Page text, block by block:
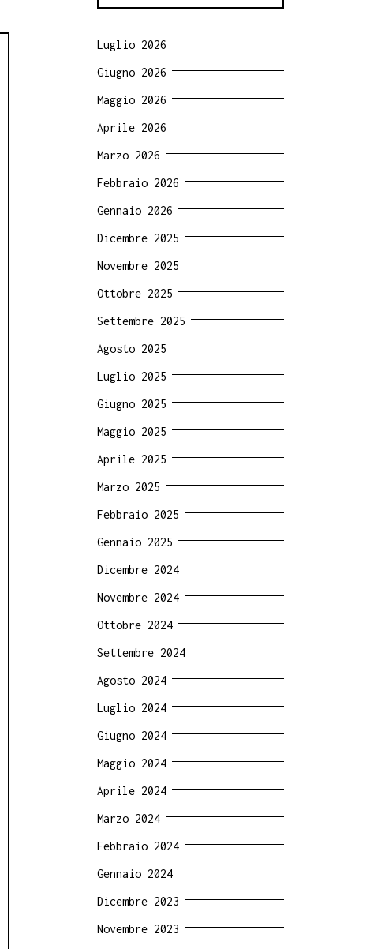
Luglio 2026
Giugno 2026
Maggio 2026
Aprile 2026
Marzo 2026
Febbraio 2026
Gennaio 2026
Dicembre 2025
Novembre 2025
Ottobre 2025
Settembre 2025
Agosto 2025
Luglio 2025
Giugno 2025
Maggio 2025
Aprile 2025
Marzo 2025
Febbraio 2025
Gennaio 2025
Dicembre 2024
Novembre 2024
Ottobre 2024
Settembre 2024
Agosto 2024
Luglio 2024
Giugno 2024
Maggio 2024
Aprile 2024
Marzo 2024
Febbraio 2024
Gennaio 2024
Dicembre 2023
Novembre 2023